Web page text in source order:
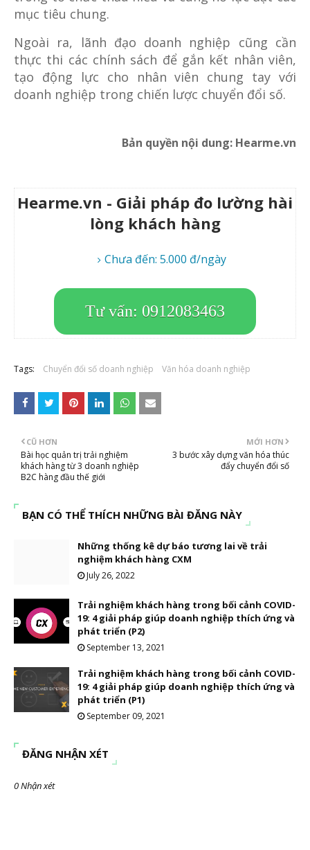
mục tiêu chung.
Ngoài ra, lãnh đạo doanh nghiệp cũng cần
thực thi các chính sách để gắn kết nhân viên,
tạo động lực cho nhân viên chung tay với
doanh nghiệp trong chiến lược chuyển đổi số.
Bản quyền nội dung: Hearme.vn
Hearme.vn - Giải pháp đo lường hài
lòng khách hàng
Chưa đến: 5.000 đ/ngày
Tư vấn: 0912083463
Tags: Chuyển đổi số doanh nghiệp Văn hóa doanh nghiệp
MỚI HƠN
3 bước xây dựng văn hóa thúc
đẩy chuyển đổi số
CŨ HƠN
Bài học quản trị trải nghiệm
khách hàng từ 3 doanh nghiệp
B2C hàng đầu thế giới
BẠN CÓ THỂ THÍCH NHỮNG BÀI ĐĂNG NÀY
Những thống kê dự báo tương lai về trải
nghiệm khách hàng CXM
July 26, 2022
Trải nghiệm khách hàng trong bối cảnh COVID-
19: 4 giải pháp giúp doanh nghiệp thích ứng và
phát triển (P2)
September 13, 2021
Trải nghiệm khách hàng trong bối cảnh COVID-
19: 4 giải pháp giúp doanh nghiệp thích ứng và
phát triển (P1)
September 09, 2021
ĐĂNG NHẬN XÉT
0 Nhận xét